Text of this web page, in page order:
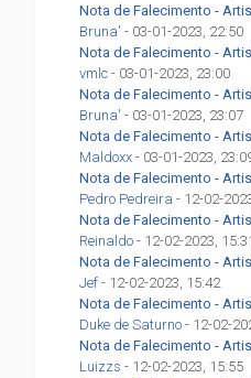
Nota de Falecimento -
Bruna' - 03-01-2023, 22:50
Nota de Falecimento -
vmlc - 03-01-2023, 23:00
Nota de Falecimento -
Bruna' - 03-01-2023, 23:07
Nota de Falecimento -
Maldoxx - 03-01-2023,
Nota de Falecimento -
Pedro Pedreira - 12-02-
Nota de Falecimento -
Reinaldo - 12-02-2023,
Nota de Falecimento -
Jef - 12-02-2023, 15:42
Nota de Falecimento -
Duke de Saturno - 12-02-
Nota de Falecimento -
Luizzs - 12-02-2023, 15:55